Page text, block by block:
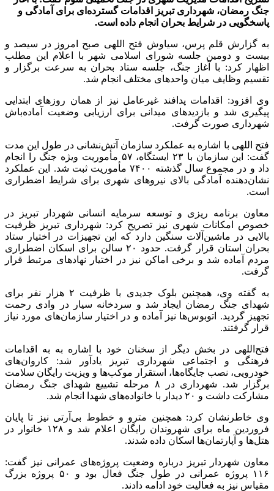
جنگ رمضان، شهرداری تبریز اقدامات گسترده‌ای برای آمادگی و
پاسخگویی در شرایط بحران انجام داده است.
به گزارش قلم پرس، سیاوش فتح اللهی صبح امروز در سیصد و
بیست و دومین جلسه شورای اسلامی شهر با اعلام این مطلب
اظهار کرد: با آغاز جنگ، جلسه ستاد بحران به سرعت برگزار و
تقسیم وظایف میان واحدهای مختلف انجام شد.
وی افزود: اقدامات پدافند غیرعامل نیز از همان روزهای ابتدایی
پیگیری شد و بازدیدهای میدانی برای ارزیابی وضعیت آماده‌باش
شهرداری صورت گرفت.
فتح اللهی با اشاره به عملکرد سازمان آتش‌نشانی در طول این مدت
گفت: این سازمان با ۲۳ ایستگاه، ۵۷ مأموریت ویژه جنگ را انجام
داد و در مجموع سال گذشته ۷۴۰۰ مأموریت ثبت شد. این عملکرد
نشان‌دهنده آمادگی بالای نیروهای شهری برای شرایط اضطراری
است.
معاون برنامه ریزی و توسعه سرمایه انسانی شهردار تبریز در
خصوص امکانات شهری نیز تصریح کرد: شهرداری تبریز ظرفیت
بالایی در ماشین‌آلات سنگین دارد که این تجهیزات در اختیار ستاد
بحران استان قرار گرفت. حدود ۲۰ سالن برای اسکان اضطراری
مردم آماده شد و برخی اماکن نیز در اختیار نهادهای مرتبط قرار
گرفت.
به گفته وی، همچنین بلوک جدیدی با ظرفیت ۲ هزار نفر برای
شهدای جنگ رمضان ایجاد شد و سردخانه سیار در وادی رحمت
تجهیز گردید. اتوبوس‌ها نیز آماده و در اختیار سازمان‌های مورد نیاز
قرار گرفتند.
فتح‌اللهی در بخش دیگر از سخنان خود با اشاره به به اقدامات
فرهنگی و اجتماعی شهرداری تبریز یادآور شد: کاروان‌های
خودرویی، نصب جایگاه‌ها، استقرار موکب‌ها و ویزیت رایگان سلامت
برگزار شد. شهرداری در ۸ مرحله تشییع شهدای جنگ رمضان
مشارکت داشت و ۲۰ دیدار با خانواده‌های شهدا انجام شد.
وی خاطرنشان کرد: همچنین مترو و خطوط بی‌آرتی نیز تا پایان
فروردین ماه برای شهروندان رایگان اعلام شد و ۱۲۸ خانوار در
هتل‌ها و آپارتمان‌ها اسکان داده شدند.
معاون شهردار تبریز درباره وضعیت پروژه‌های عمرانی نیز گفت:
۱۱۶ پروژه عمرانی در طول جنگ فعال بود و ۵۰ پروژه بزرگ
مقیاس نیز به فعالیت خود ادامه دادند.